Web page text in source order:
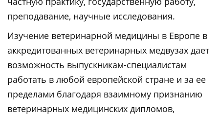
преподавание, научные исследования.
Изучение ветеринарной медицины в Европе в
аккредитованных ветеринарных медвузах дает
возможность выпускникам-специалистам
работать в любой европейской стране и за ее
пределами благодаря взаимному признанию
ветеринарных медицинских дипломов,